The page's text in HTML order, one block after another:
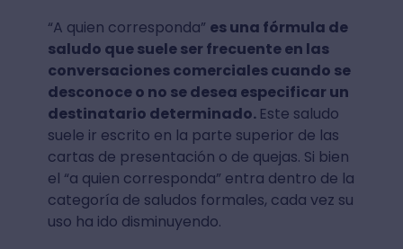
“A quien corresponda” es una fórmula de
saludo que suele ser frecuente en las
conversaciones comerciales cuando se
desconoce o no se desea especificar un
destinatario determinado. Este saludo
suele ir escrito en la parte superior de las
cartas de presentación o de quejas. Si bien
el “a quien corresponda” entra dentro de la
categoría de saludos formales, cada vez su
uso ha ido disminuyendo.